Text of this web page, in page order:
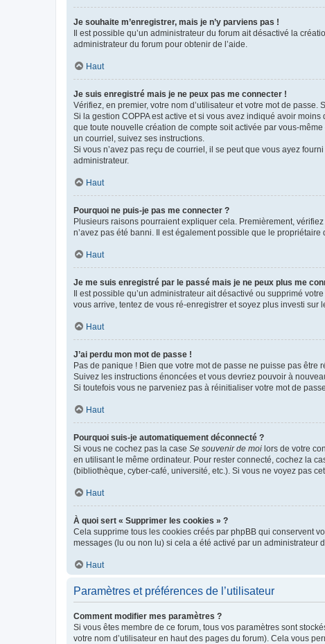
Je souhaite m’enregistrer, mais je n’y parviens pas !
Il est possible qu’un administrateur du forum ait désactivé la
administrateur du forum pour obtenir de l’aide.
Haut
Je suis enregistré mais je ne peux pas me connecter !
Vérifiez, en premier, votre nom d’utilisateur et votre mot de passe.
Si la gestion COPPA est active et si vous avez indiqué avoir
que toute nouvelle création de compte soit activée par vous-
un courriel, suivez ses instructions.
Si vous n’avez pas reçu de courriel, il se peut que vous ayez
administrateur.
Haut
Pourquoi ne puis-je pas me connecter ?
Plusieurs raisons pourraient expliquer cela. Premièrement,
n’avez pas été banni. Il est également possible que le
Haut
Je me suis enregistré par le passé mais je ne peux plus me
Il est possible qu’un administrateur ait désactivé ou supprimé
vous arrive, tentez de vous ré-enregistrer et soyez plus investi sur
Haut
J’ai perdu mon mot de passe !
Pas de panique ! Bien que votre mot de passe ne puisse pas
Suivez les instructions énoncées et vous devriez pouvoir à
Si toutefois vous ne parveniez pas à réinitialiser votre mot de
Haut
Pourquoi suis-je automatiquement déconnecté ?
Si vous ne cochez pas la case Se souvenir de moi lors de votre
en utilisant le même ordinateur. Pour rester connecté, cochez la
(bibliothèque, cyber-café, université, etc.). Si vous ne voyez pas
Haut
À quoi sert « Supprimer les cookies » ?
Cela supprime tous les cookies créés par phpBB qui conservent
messages (lu ou non lu) si cela a été activé par un
Haut
Paramètres et préférences de l’utilisateur
Comment modifier mes paramètres ?
Si vous êtes membre de ce forum, tous vos paramètres sont
votre nom d’utilisateur en haut des pages du forum). Cela vous